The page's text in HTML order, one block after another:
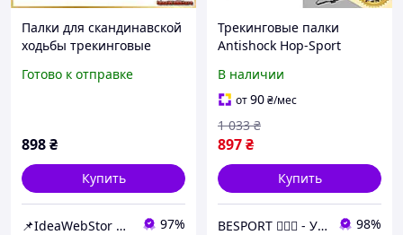
Палки для скандинавской
ходьбы трекинговые
черные 80-135см две
Готово к отправке
898₴
Купить
📌IdeaWebStor интернет-магазин товаров для спорта 97%
Трекинговые палки
Antishock Hop-Sport
серебристые
В наличии
от90₴/мес
897₴
1 033 ₴
Купить
BESPORT 🏋🏻‍♂️ - Український бренд спорттоварів 🇺🇦 98%